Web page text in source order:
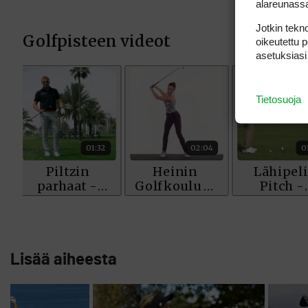
Lisää aiheesta
Jotkin
oikeutettu
Tietosuoja